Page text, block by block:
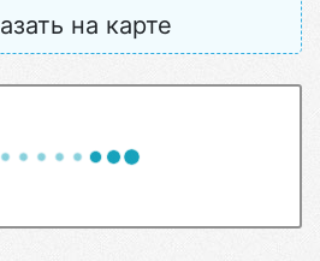
на карте